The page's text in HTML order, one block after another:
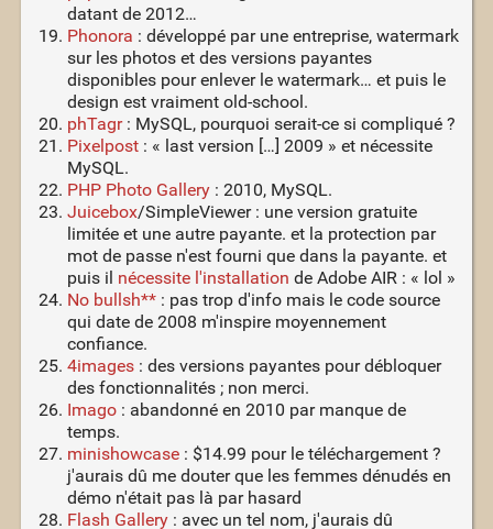
datant de 2012…
Phonora : développé par une entreprise, watermark
sur les photos et des versions payantes
disponibles pour enlever le watermark… et puis le
design est vraiment old-school.
phTagr: MySQL, pourquoi serait-ce si compliqué ?
Pixelpost: « last version […] 2009 » et nécessite
MySQL.
PHP Photo Gallery: 2010, MySQL.
Juicebox/SimpleViewer : une version gratuite
limitée et une autre payante. et la protection par
mot de passe n'est fourni que dans la payante. et
puis il nécessite l'installation de Adobe AIR : « lol »
No bullsh**: pas trop d'info mais le code source
qui date de 2008 m'inspire moyennement
confiance.
4images: des versions payantes pour débloquer
des fonctionnalités ; non merci.
Imago: abandonné en 2010 par manque de
temps.
minishowcase: $14.99 pour le téléchargement ?
j'aurais dû me douter que les femmes dénudés en
démo n'était pas là par hasard
Flash Gallery: avec un tel nom, j'aurais dû